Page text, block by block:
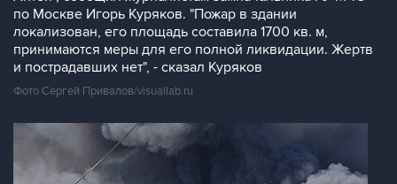
по Москве Игорь Куряков. "Пожар в здании
локализован, его площадь составила 1700 кв. м,
принимаются меры для его полной ликвидации. Жертв
и пострадавших нет", - сказал Куряков
Фото Сергей Привалов/visuallab.ru